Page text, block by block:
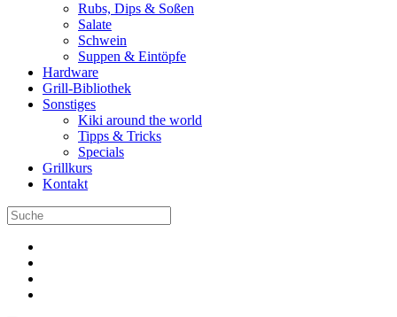
Rubs, Dips & Soßen
Salate
Schwein
Suppen & Eintöpfe
Hardware
Grill-Bibliothek
Sonstiges
Kiki around the world
Tipps & Tricks
Specials
Grillkurs
Kontakt